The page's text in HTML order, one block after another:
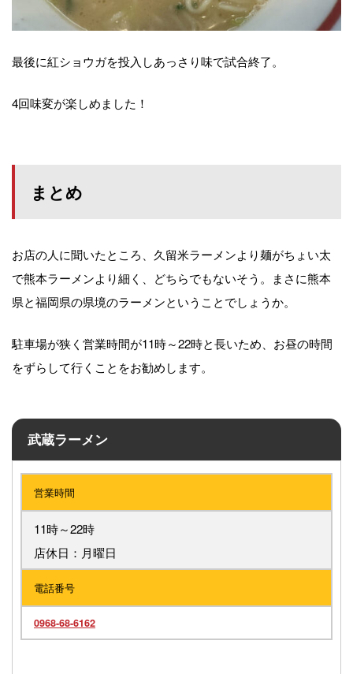
最後に紅ショウガを投入しあっさり味で試合終了。
4回味変が楽しめました！
まとめ
お店の人に聞いたところ、久留米ラーメンより麺がちょい太
で熊本ラーメンより細く、どちらでもないそう。まさに熊本
県と福岡県の県境のラーメンということでしょうか。
駐車場が狭く営業時間が11時～22時と長いため、お昼の時間
をずらして行くことをお勧めします。
武蔵ラーメン
営業時間
11時～22時
店休日：月曜日
電話番号
0968-68-6162